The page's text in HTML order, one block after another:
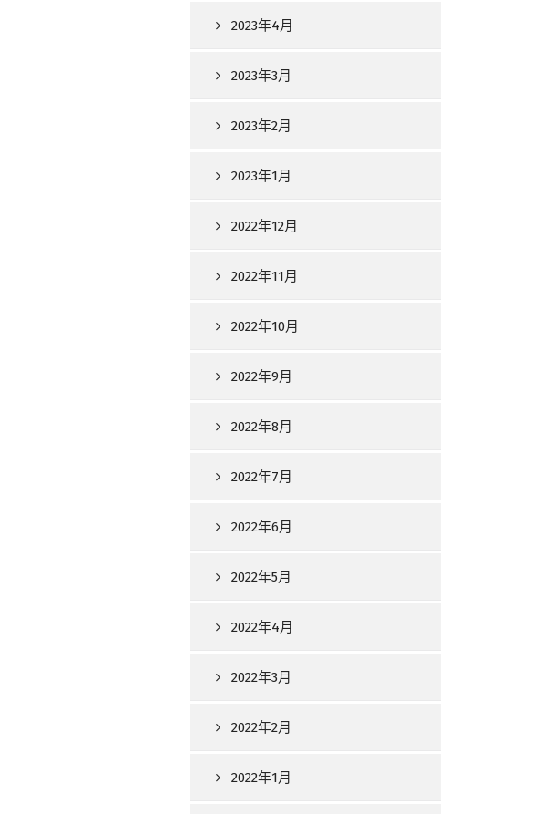
2023年4月
2023年3月
2023年2月
2023年1月
2022年12月
2022年11月
2022年10月
2022年9月
2022年8月
2022年7月
2022年6月
2022年5月
2022年4月
2022年3月
2022年2月
2022年1月